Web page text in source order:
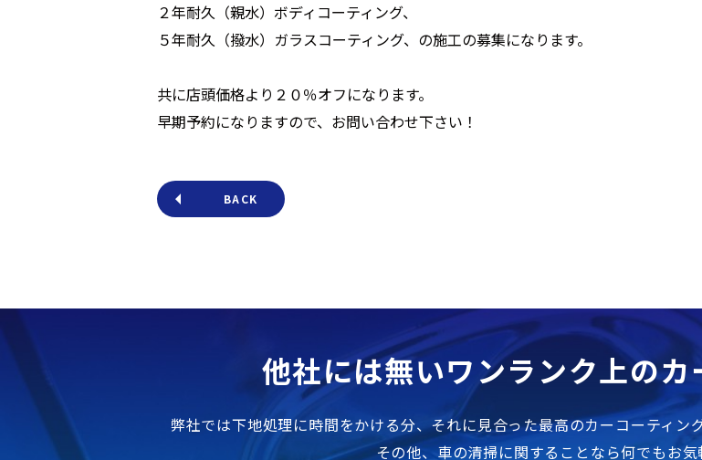
２年耐久（親水）ボディコーティング、
５年耐久（撥水）ガラスコーティング、の施工の募集になります。
共に店頭価格より２０％オフになります。
早期予約になりますので、お問い合わせ下さい！
BACK
他社には無いワンランク上のカ
弊社では下地処理に時間をかける分、それに見合った最高のカーコーティン
その他、車の清掃に関することなら何でもお気